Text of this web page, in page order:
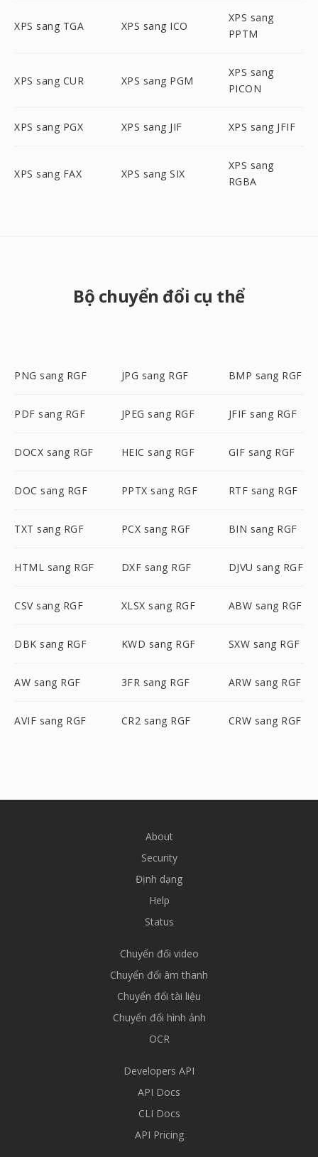
XPS sang TGA XPS sang ICO
XPS sang
PPTM
XPS sang CUR XPS sang PGM
XPS sang
PICON
XPS sang PGX XPS sang JIF XPS sang JFIF
XPS sang FAX XPS sang SIX
XPS sang
RGBA
Bộ chuyển đổi cụ thể
PNG sang RGF JPG sang RGF BMP sang RGF
PDF sang RGF JPEG sang RGF JFIF sang RGF
DOCX sang RGF HEIC sang RGF GIF sang RGF
DOC sang RGF PPTX sang RGF RTF sang RGF
TXT sang RGF PCX sang RGF BIN sang RGF
HTML sang RGF DXF sang RGF DJVU sang RGF
CSV sang RGF XLSX sang RGF ABW sang RGF
DBK sang RGF KWD sang RGF SXW sang RGF
AW sang RGF 3FR sang RGF ARW sang RGF
AVIF sang RGF CR2 sang RGF CRW sang RGF
About
Security
Định dạng
Help
Status
Chuyển đổi video
Chuyển đổi âm thanh
Chuyển đổi tài liệu
Chuyển đổi hình ảnh
OCR
Developers API
API Docs
CLI Docs
API Pricing